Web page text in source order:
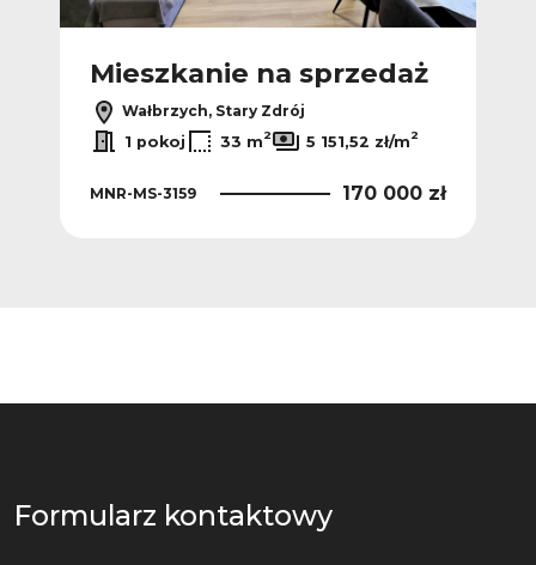
Mieszkanie na sprzedaż
Wałbrzych, Stary Zdrój
1 pokoj
33 m2 5 151,52 zł/m2
MNR-MS-3159 170 000 zł
Formularz kontaktowy